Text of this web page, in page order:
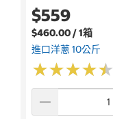
$559
$460.00 / 1箱
進口洋蔥 10公斤
★★★★★
★★★★★